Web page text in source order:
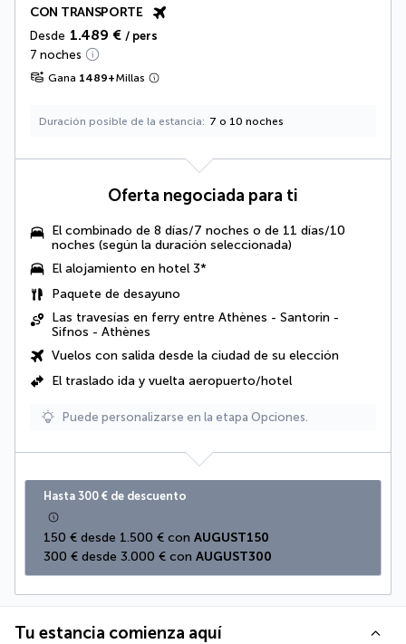
CON TRANSPORTE
Desde 1.489 € / pers
7 noches
Gana 1489+Millas
Duración posible de la estancia 7 o 10 noches
Oferta negociada para ti
El combinado de 8 días/7 noches o de 11 días/10
noches (según la duración seleccionada)
El alojamiento en hotel 3*
Paquete de desayuno
Las travesías en ferry entre Athènes - Santorin -
Sifnos - Athènes
Vuelos con salida desde la ciudad de su elección
El traslado ida y vuelta aeropuerto/hotel
Puede personalizarse en la etapa Opciones.
Hasta 300 € de descuento
150 € desde 1.500 € con AUGUST150
300 € desde 3.000 € con AUGUST300
Tu estancia comienza aquí